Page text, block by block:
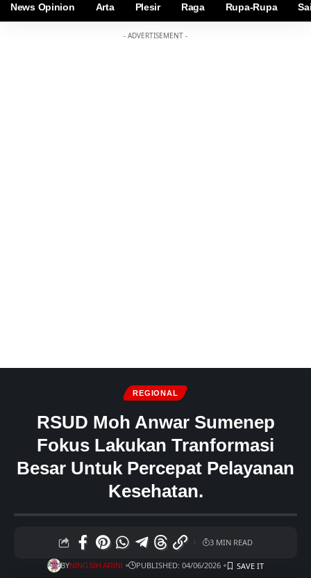
News Opinion Arta Plesir Raga Rupa-Rupa
- ADVERTISEMENT -
REGIONAL
RSUD Moh Anwar Sumenep
Fokus Lakukan Tranformasi
Besar Untuk Percepat Pelayanan
Kesehatan.
BYNINGSIH ARINI PUBLISHED: 04/06/2026
3 MIN READ